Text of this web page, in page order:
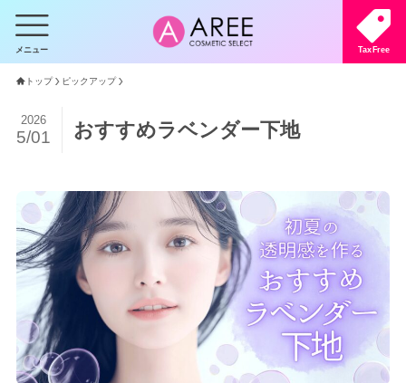
TaxFree
メニュー
トップ ピックアップ
おすすめラベンダー下地
2026
5/01